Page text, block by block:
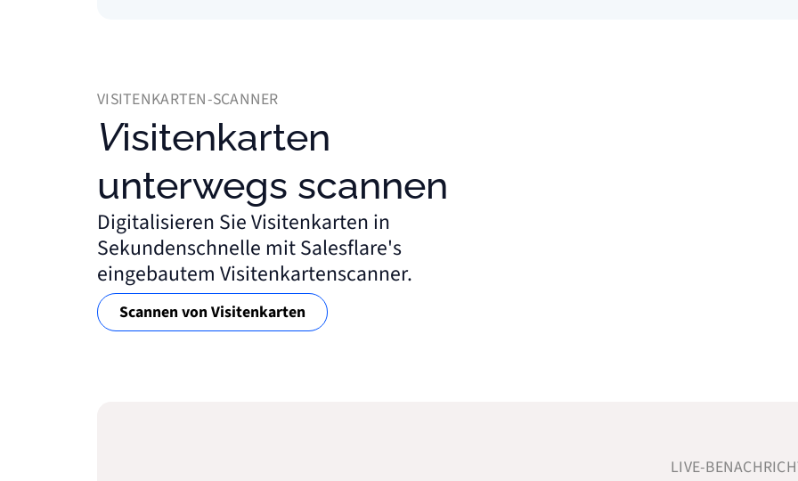
VISITENKARTEN-SCANNER
Visitenkarten
unterwegs scannen
Digitalisieren Sie Visitenkarten in
Sekundenschnelle mit Salesflare's
eingebautem Visitenkartenscanner.
Scannen von Visitenkarten
LIVE-